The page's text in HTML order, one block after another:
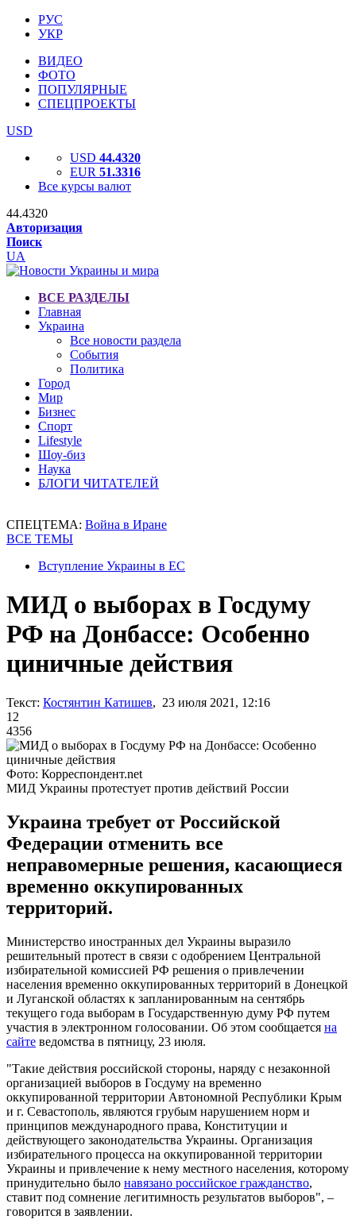
РУС
УКР
ВИДЕО
ФОТО
ПОПУЛЯРНЫЕ
СПЕЦПРОЕКТЫ
USD
USD 44.4320
EUR 51.3316
Все курсы валют
44.4320
Авторизация
Поиск
UA
ВСЕ РАЗДЕЛЫ
Главная
Украина
Все новости раздела
События
Политика
Город
Мир
Бизнес
Спорт
Lifestyle
Шоу-биз
Наука
БЛОГИ ЧИТАТЕЛЕЙ
СПЕЦТЕМА: Война в Иране
ВСЕ ТЕМЫ
Вступление Украины в ЕС
МИД о выборах в Госдуму
РФ на Донбассе: Особенно
циничные действия
Текст: Костянтин Катишев, 23 июля 2021, 12:16
12
4356
Фото: Корреспондент.net
МИД Украины протестует против действий России
Украина требует от Российской
Федерации отменить все
неправомерные решения, касающиеся
временно оккупированных
территорий.
Министерство иностранных дел Украины выразило
решительный протест в связи с одобрением Центральной
избирательной комиссией РФ решения о привлечении
населения временно оккупированных территорий в Донецкой
и Луганской областях к запланированным на сентябрь
текущего года выборам в Государственную думу РФ путем
участия в электронном голосовании. Об этом сообщается на
сайте ведомства в пятницу, 23 июля.
"Такие действия российской стороны, наряду с незаконной
организацией выборов в Госдуму на временно
оккупированной территории Автономной Республики Крым
и г. Севастополь, являются грубым нарушением норм и
принципов международного права, Конституции и
действующего законодательства Украины. Организация
избирательного процесса на оккупированной территории
Украины и привлечение к нему местного населения, которому
принудительно было навязано российское гражданство,
ставит под сомнение легитимность результатов выборов", –
говорится в заявлении.